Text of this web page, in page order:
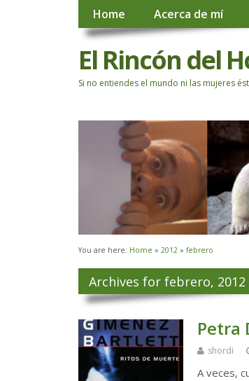
Home Acerca de mí
El Rincón del
Si no entiendes el mundo ni las mujeres
You are here: Home » 2012 » febrero
Archives for febrero, 2012
Petra
shordi
A veces,